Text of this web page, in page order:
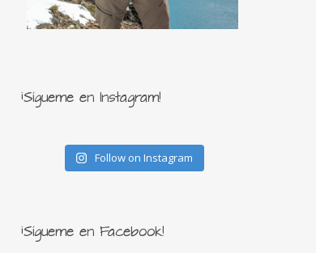
¡Sígueme en Instagram!
Follow on Instagram
¡Sígueme en Facebook!